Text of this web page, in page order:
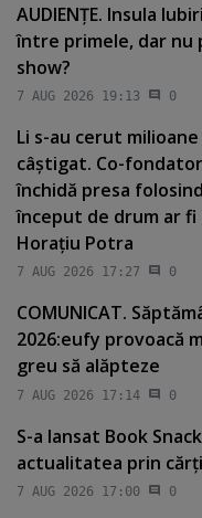
AUDIENŢE. Insula
între primele, dar nu
show?
7 AUG 2026 19:13 0
Li s-au cerut
câştigat. Co-
închidă presa
început de drum ar
Horaţiu Potra
7 AUG 2026 17:27 0
COMUNICAT.
2026:eufy provoacă
greu să alăpteze
7 AUG 2026 17:14 0
S-a lansat Book
actualitatea prin
7 AUG 2026 17:00 0